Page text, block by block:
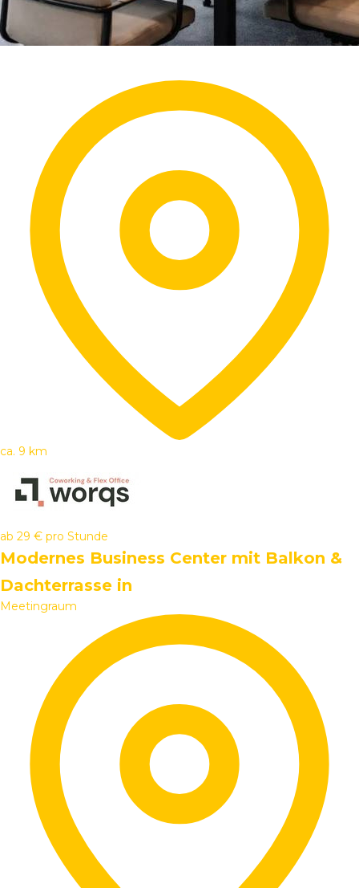
ca. 9 km
ab 29 € pro Stunde
Modernes Business Center mit Balkon &
Dachterrasse in
Meetingraum